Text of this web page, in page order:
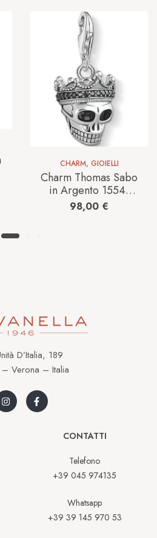
CHARM, GIOIELLI
Charm Thomas Sabo
in Argento 1554-
643-11
98,00 €
D’Italia, 189
Verona – Italia
CONTATTI
Telefono
+39 045 974135
Whatsapp
+39 39 145 970 53